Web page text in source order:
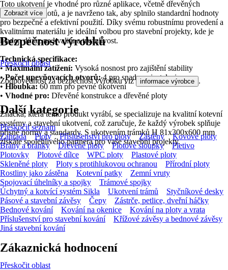
Toto ukotvení je vhodné pro různé aplikace, včetně dřevěných
konstrukcí a plotů, a je navrženo tak, aby splnilo standardní hodnoty
pro bezpečné a efektivní použití. Díky svému robustnímu provedení a
kvalitnímu materiálu je ideální volbou pro stavební projekty, kde je
kladen důraz na kvalitu a trvanlivost.
Technická specifikace:
•Maximální zatížení: Vysoká nosnost pro zajištění stability
•Počet upevňovacích otvorů:4 pro snadnou instalaci
•Hloubka:60 mm pro pevné ukotvení
• Vhodné pro: Dřevěné konstrukce a dřevěné ploty
Značka, která tento produkt vyrábí, se specializuje na kvalitní kotevní
systémy a stavební ukotvení, což zaručuje, že každý výrobek splňuje
přísné normy a standardy. S ukotvením trámků H 81x300x600 mm
získáte spolehlivého partnera pro vaše stavební projekty.
Zobrazit více
Bezpečnost výrobků
Přeskočit oblast
Zodpovědnost za bezpečnost výrobku viz informace výrobce .
Další kategorie
Přeskočit seznam
Zahrada
Ploty Příslušenství pro ploty Zástěny
Kovové ploty
Brány a branky
Dřevěné ploty Plotové sloupky
Pletivo
Plotovky
Plotové dílce WPC ploty
Plastové ploty
Skleněné ploty
Ploty s protihlukovou ochranou
Přírodní ploty
Rostliny jako zástěna
Kotevní patky
Zemní vruty
Spojovací úhelníky a spojky
Trámové spojky
Úchytný a kotvící systém Sikla
Ukotvení trámů
Styčníkové desky
Pásové a stavební závěsy
Čepy
Zástrče, petlice, dveřní háčky
Bednové kování
Kování na okenice
Kování na ploty a vrata
Příslušenství pro stavební kování
Křížové závěsy a bednové závěsy
Jiná stavební kování
Zákaznická hodnocení
Přeskočit oblast